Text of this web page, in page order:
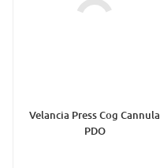
Velancia Press Cog Cannula
PDO